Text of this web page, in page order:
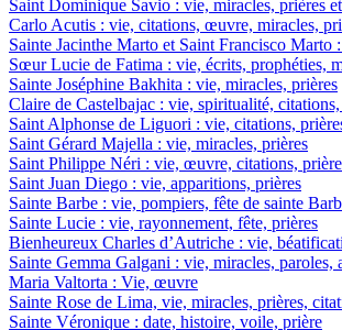
Saint Dominique Savio : vie, miracles, prières
Carlo Acutis : vie, citations, œuvre, miracles,
Sainte Jacinthe Marto et Saint Francisco Marto
Sœur Lucie de Fatima : vie, écrits, prophéties,
Sainte Joséphine Bakhita : vie, miracles, prières
Claire de Castelbajac : vie, spiritualité,
Saint Alphonse de Liguori : vie, citations,
Saint Gérard Majella : vie, miracles, prières
Saint Philippe Néri : vie, œuvre, citations,
Saint Juan Diego : vie, apparitions, prières
Sainte Barbe : vie, pompiers, fête de sainte
Sainte Lucie : vie, rayonnement, fête, prières
Bienheureux Charles d’Autriche : vie,
Sainte Gemma Galgani : vie, miracles, paroles,
Maria Valtorta : Vie, œuvre
Sainte Rose de Lima, vie, miracles, prières,
Sainte Véronique : date, histoire, voile, prière